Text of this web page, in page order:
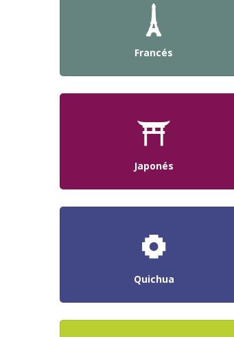
Francés
Japonés
Quichua